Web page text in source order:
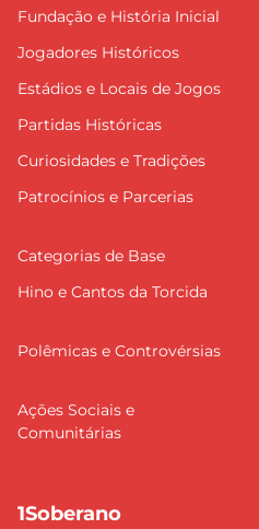
Fundação e História Inicial
Jogadores Históricos
Estádios e Locais de Jogos
Partidas Históricas
Curiosidades e Tradições
Patrocínios e Parcerias
Categorias de Base
Hino e Cantos da Torcida
Polêmicas e Controvérsias
Ações Sociais e
Comunitárias
1Soberano